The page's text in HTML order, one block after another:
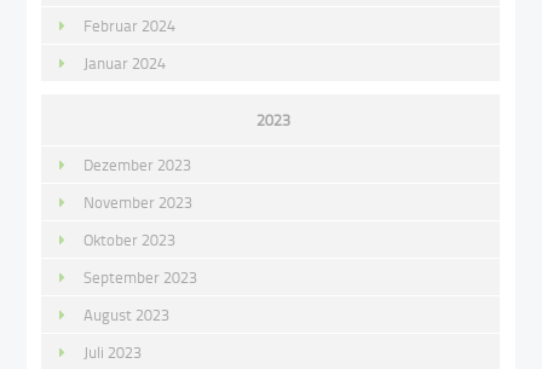
Februar 2024
Januar 2024
2023
Dezember 2023
November 2023
Oktober 2023
September 2023
August 2023
Juli 2023